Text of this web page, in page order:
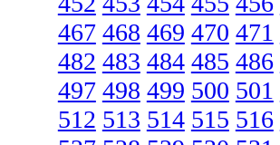
467 468 469 470 471
482 483 484 485 486
497 498 499 500 501
512 513 514 515 516